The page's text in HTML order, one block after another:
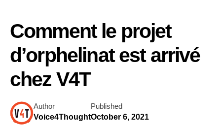
Comment le projet
d’orphelinat est arrivé
chez V4T
Author
Voice4Thought
Published
October 6, 2021